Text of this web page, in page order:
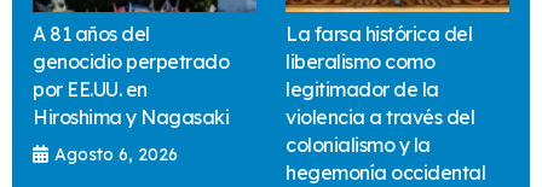
A 81 años del
genocidio perpetrado
por EE.UU. en
Hiroshima y Nagasaki
Agosto 6, 2026
La farsa histórica del
liberalismo como
legitimador de la
violencia a través del
colonialismo y la
hegemonía occidental